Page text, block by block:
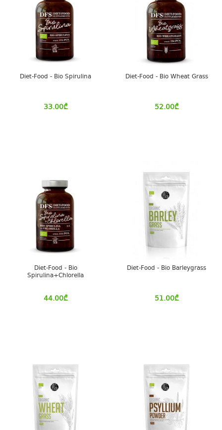
Diet-Food - Bio Spirulina
33.00₾
Diet-Food - Bio Wheat Grass
52.00₾
Diet-Food - Bio
Spirulina+Chlorella
44.00₾
Diet-Food - Bio Barleygrass
51.00₾